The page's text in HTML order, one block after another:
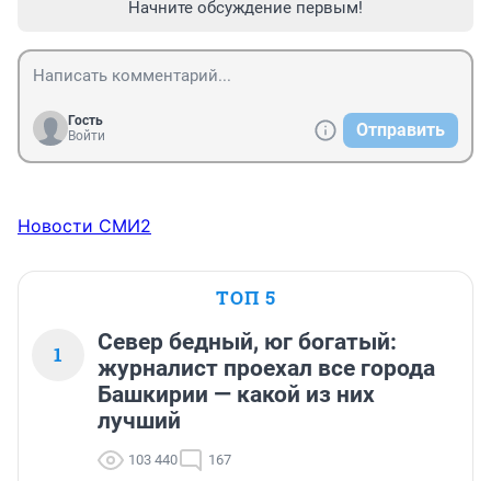
Начните обсуждение первым!
Гость
Войти
Отправить
Новости СМИ2
ТОП 5
1
Север бедный, юг богатый:
журналист проехал все города
Башкирии — какой из них
лучший
103 440 167